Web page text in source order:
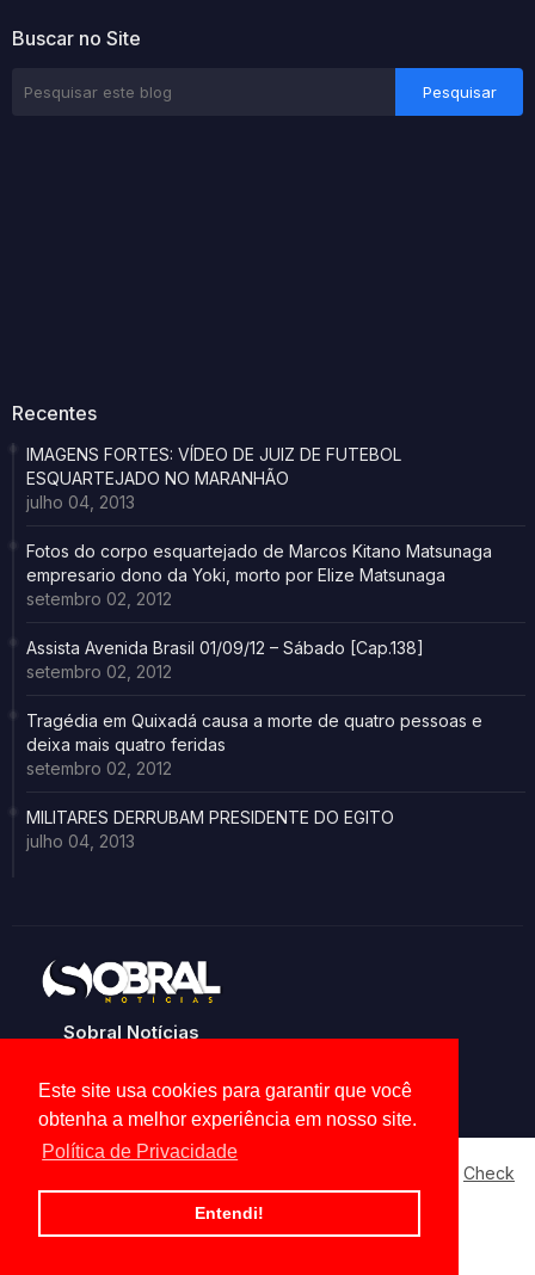
Este site usa cookies para garantir que você
obtenha a melhor experiência em nosso site.
Política de Privacidade
Entendi!
Buscar no Site
Recentes
IMAGENS FORTES: VÍDEO DE JUIZ DE FUTEBOL
ESQUARTEJADO NO MARANHÃO
julho 04, 2013
Fotos do corpo esquartejado de Marcos Kitano Matsunaga
empresario dono da Yoki, morto por Elize Matsunaga
setembro 02, 2012
Assista Avenida Brasil 01/09/12 – Sábado [Cap.138]
setembro 02, 2012
Tragédia em Quixadá causa a morte de quatro pessoas e
deixa mais quatro feridas
setembro 02, 2012
MILITARES DERRUBAM PRESIDENTE DO EGITO
julho 04, 2013
Sobral Notícias
Home About Contact us Privacy Policy
Check
Now